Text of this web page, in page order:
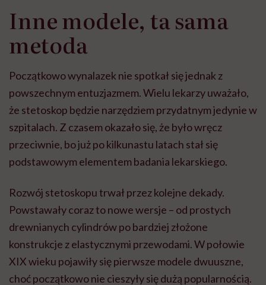
Inne modele, ta sama
metoda
Początkowo wynalazek nie spotkał się jednak z
powszechnym entuzjazmem. Wielu lekarzy uważało,
że stetoskop będzie narzędziem przydatnym jedynie w
szpitalach. Z czasem okazało się, że było wręcz
przeciwnie, bo już po kilkunastu latach stał się
podstawowym elementem badania lekarskiego.
Rozwój stetoskopu trwał przez kolejne dekady.
Powstawały coraz to nowe wersje – od prostych
drewnianych cylindrów po bardziej złożone
konstrukcje z elastycznymi przewodami. W połowie
XIX wieku pojawiły się pierwsze modele dwuuszne,
choć początkowo nie cieszyły się dużą popularnością.